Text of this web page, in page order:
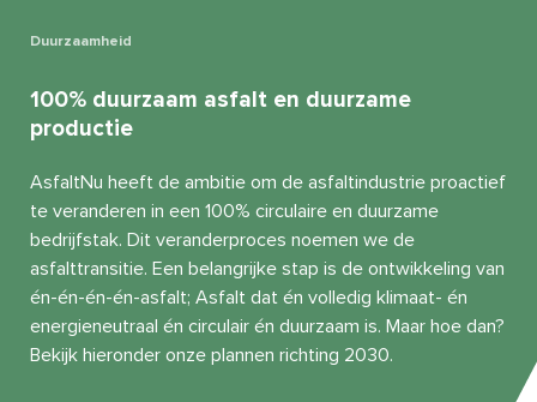
Duurzaamheid
100% duurzaam asfalt en duurzame
productie
AsfaltNu heeft de ambitie om de asfaltindustrie proactief
te veranderen in een 100% circulaire en duurzame
bedrijfstak. Dit veranderproces noemen we de
asfalttransitie. Een belangrijke stap is de ontwikkeling van
én-én-én-én-asfalt; Asfalt dat én volledig klimaat- én
energieneutraal én circulair én duurzaam is. Maar hoe dan?
Bekijk hieronder onze plannen richting 2030.